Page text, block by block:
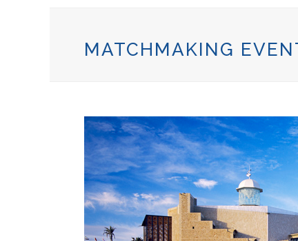
MATCHMAKING